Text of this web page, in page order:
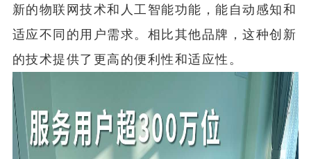
新的物联网技术和人工智能功能，能自动感知和
适应不同的用户需求。相比其他品牌，这种创新
的技术提供了更高的便利性和适应性。